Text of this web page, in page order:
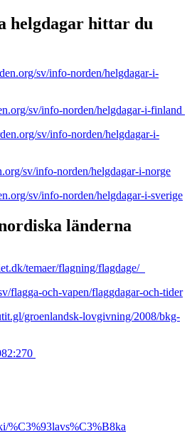
helgdagar hittar du
sv/info-norden/helgdagar-i-
sv/info-norden/helgdagar-i-finland
sv/info-norden/helgdagar-i-
sv/info-norden/helgdagar-i-norge
sv/info-norden/helgdagar-i-sverige
länderna
temaer/flagning/flagdage/
flagga-och-vapen/flaggdagar-och-tider
groenlandsk-lovgivning/2008/bkg-
%C3%93lavs%C3%B8ka